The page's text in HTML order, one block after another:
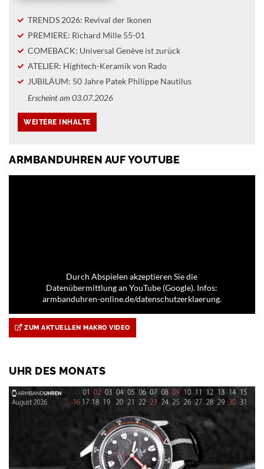
TRENDS 2026: Revival der Ikonen
PREMIERE: Richard Mille 55-01
COMEBACK: Universal Genève ist zurück
ATELIER: Hightech-Keramik von Rado
JUBILÄUM: 50 Jahre Patek Philippe Nautilus
Erscheint am 03.07.2026
ARMBANDUHREN AUF YOUTUBE
Durch Abspielen akzeptieren Sie die
Datenübermittlung an YouTube (Google). Infos:
armbanduhren-online.de/datenschutzerklaerung.
ZUM AKTUELLEN MAKRO VIDEO
UHR DES MONATS